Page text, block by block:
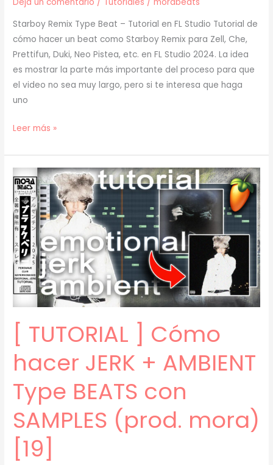
Deja un comentario / Tutoriales /morabeats
Starboy Remix Type Beat – Tutorial en FL Studio Tutorial de
cómo hacer un beat como Starboy Remix para Zell, Che,
Prettifun, Duki, Neo Pistea, etc. en FL Studio 2024. La idea
es mostrar la parte más importante del proceso para que
el video no sea muy largo, pero si te interesa que haga
uno
[
]
Cómo
Hacer
un
BEAT
como
STARBOY
REMIX
(Zell,
Che,
Prettifun)
(prod.
mora)
[20]
Leer más »
[ TUTORIAL ] Cómo
hacer JERK + AMBIENT
Type BEATS con
SAMPLES (prod. mora)
[19]